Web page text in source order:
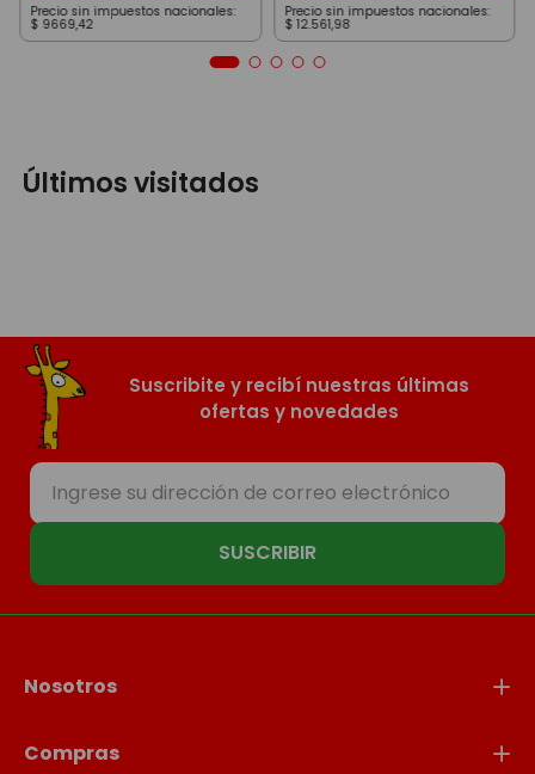
Precio sin impuestos nacionales:
$ 9669,42
Precio sin impuestos nacionales:
$ 12.561,98
Últimos visitados
Suscribite y recibí nuestras últimas
ofertas y novedades
SUSCRIBIR
Nosotros
Compras